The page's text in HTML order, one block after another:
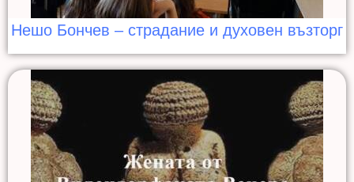
Нешо Бончев – страдание и духовен възторг